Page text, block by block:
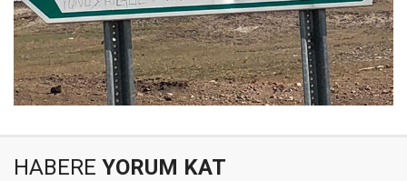
HABERE YORUM KAT